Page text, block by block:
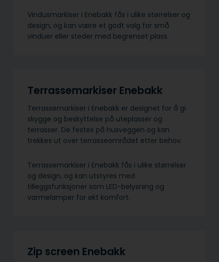
Vindusmarkiser i Enebakk fås i ulike størrelser og
design, og kan være et godt valg for små
vinduer eller steder med begrenset plass.
Terrassemarkiser Enebakk
Terrassemarkiser i Enebakk er designet for å gi
skygge og beskyttelse på uteplasser og
terrasser. De festes på husveggen og kan
trekkes ut over terrasseområdet etter behov.
Terrassemarkiser i Enebakk fås i ulike størrelser
og design, og kan utstyres med
tilleggsfunksjoner som LED-belysning og
varmelamper for økt komfort.
Zip screen Enebakk